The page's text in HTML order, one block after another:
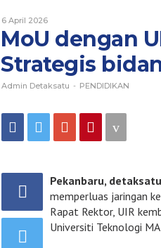
UIR
jadi
Mitra
6 April 2026
Admin
Detaksatu
MoU dengan
Strategis
Admin Detaksatu - PENDIDIKAN
Pekanbaru, detaksatu
memperluas jaringan
Rapat Rektor, UIR
Universiti Teknologi